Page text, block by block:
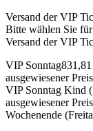
Versand der VIP
Bitte wählen Sie
Versand der VIP
VIP Sonntag
ausgewiesener
VIP Sonntag Kind
ausgewiesener
Wochenende